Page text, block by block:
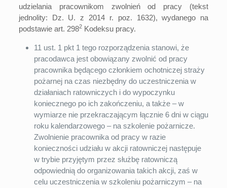
udzielania pracownikom zwolnień od pracy (tekst
jednolity: Dz. U. z 2014 r. poz. 1632), wydanego na
podstawie art. 2982Kodeksu pracy.
11 ust. 1 pkt 1 tego rozporządzenia stanowi, że
pracodawca jest obowiązany zwolnić od pracy
pracownika będącego członkiem ochotniczej straży
pożarnej na czas niezbędny do uczestniczenia w
działaniach ratowniczych i do wypoczynku
koniecznego po ich zakończeniu, a także – w
wymiarze nie przekraczającym łącznie 6 dni w ciągu
roku kalendarzowego – na szkolenie pożarnicze.
Zwolnienie pracownika od pracy w razie
konieczności udziału w akcji ratowniczej następuje
w trybie przyjętym przez służbę ratowniczą
odpowiednią do organizowania takich akcji, zaś w
celu uczestniczenia w szkoleniu pożarniczym – na